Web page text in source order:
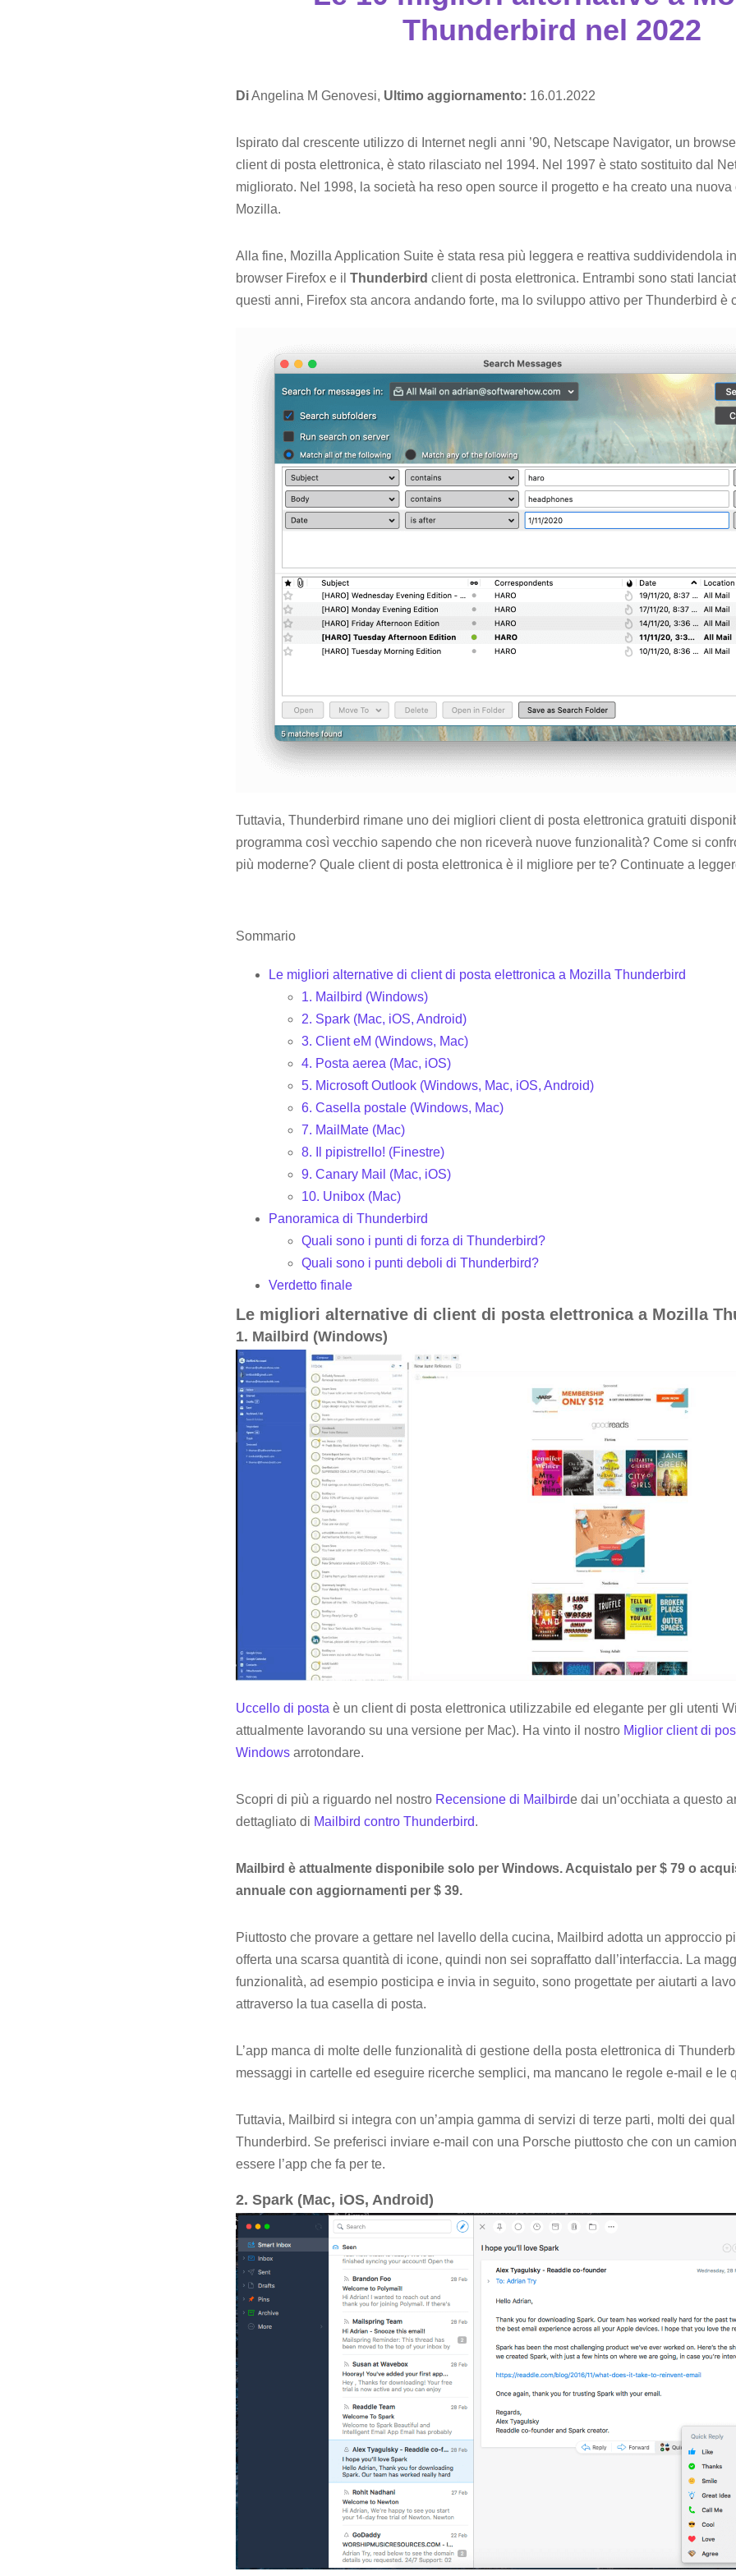
Thunderbird nel 2022
DiAngelina M Genovesi, Ultimo aggiornamento: 16.01.2022
Ispirato dal crescente utilizzo di Internet negli anni ’90, Netscape Navigator, un
client di posta elettronica, è stato rilasciato nel 1994. Nel 1997 è stato sostituito dal
migliorato. Nel 1998, la società ha reso open source il progetto e ha creato una
Mozilla.
Alla fine, Mozilla Application Suite è stata resa più leggera e reattiva suddividendola
browser Firefox e il Thunderbird client di posta elettronica. Entrambi sono stati
questi anni, Firefox sta ancora andando forte, ma lo sviluppo attivo per Thunderbird è
Tuttavia, Thunderbird rimane uno dei migliori client di posta elettronica gratuiti
programma così vecchio sapendo che non riceverà nuove funzionalità? Come si
più moderne? Quale client di posta elettronica è il migliore per te? Continuate a
Sommario
Le migliori alternative di client di posta elettronica a Mozilla Thunderbird
1. Mailbird (Windows)
2. Spark (Mac, iOS, Android)
3. Client eM (Windows, Mac)
4. Posta aerea (Mac, iOS)
5. Microsoft Outlook (Windows, Mac, iOS, Android)
6. Casella postale (Windows, Mac)
7. MailMate (Mac)
8. Il pipistrello! (Finestre)
9. Canary Mail (Mac, iOS)
10. Unibox (Mac)
Panoramica di Thunderbird
Quali sono i punti di forza di Thunderbird?
Quali sono i punti deboli di Thunderbird?
Verdetto finale
Le migliori alternative di client di posta elettronica a Mozilla
1. Mailbird (Windows)
Uccello di posta è un client di posta elettronica utilizzabile ed elegante per gli utenti
attualmente lavorando su una versione per Mac). Ha vinto il nostro Miglior client di
Windows arrotondare.
Scopri di più a riguardo nel nostro Recensione di Mailbirde dai un’occhiata a questo
dettagliato di Mailbird contro Thunderbird.
Mailbird è attualmente disponibile solo per Windows. Acquistalo per $ 79 o
annuale con aggiornamenti per $ 39.
Piuttosto che provare a gettare nel lavello della cucina, Mailbird adotta un approccio
offerta una scarsa quantità di icone, quindi non sei sopraffatto dall’interfaccia. La
funzionalità, ad esempio posticipa e invia in seguito, sono progettate per aiutarti a
attraverso la tua casella di posta.
L’app manca di molte delle funzionalità di gestione della posta elettronica di
messaggi in cartelle ed eseguire ricerche semplici, ma mancano le regole e-mail e le
Tuttavia, Mailbird si integra con un’ampia gamma di servizi di terze parti, molti dei
Thunderbird. Se preferisci inviare e-mail con una Porsche piuttosto che con un
essere l’app che fa per te.
2. Spark (Mac, iOS, Android)